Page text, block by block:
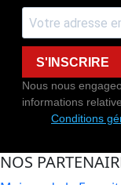
S'INSCRIRE
Nous nous
informations
Conditions
NOS